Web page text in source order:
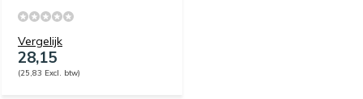
Vergelijk
28,15
(25,83 Excl. btw)